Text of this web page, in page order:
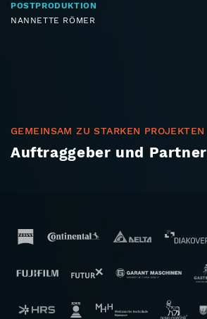
POSTPRODUKTION
NANNETTE RÖMER
GEMEINSAM ZU STARKEN PROJEKTEN
Auftraggeber und Partner